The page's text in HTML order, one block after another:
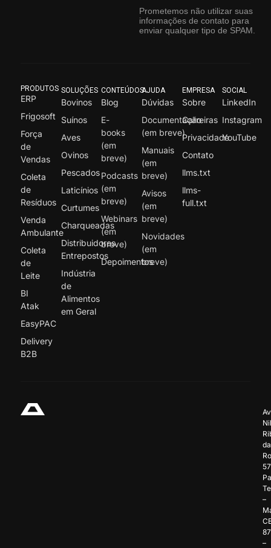
Prometemos não utilizar suas
informações de contato para
enviar qualquer tipo de SPAM.
PRODUTOS
ERP
Frigosoft
Força
de
Vendas
Coleta
de
Resíduos
Venda
Ambulante
Coleta
de
Leite
BI
Atak
EasyPAC
Delivery
B2B
SOLUÇÕES
Bovinos
Suínos
Aves
Ovinos
Pescados
Laticínios
Curtumes
Charqueadas
Distribuidores
Entrepostos
Indústria
de
Alimentos
em Geral
CONTEÚDOS
Blog
E-
books
(em
breve)
Podcasts
(em
breve)
Webinars
(em
breve)
Depoimentos
AJUDA
Dúvidas
Documentação
(em breve)
Manuais
(em
breve)
Avisos
(em
breve)
Novidades
(em
breve)
EMPRESA
Sobre
Carreiras
Privacidade
Contato
llms.txt
llms-
full.txt
SOCIAL
LinkedIn
Instagram
YouTube
da
–
–